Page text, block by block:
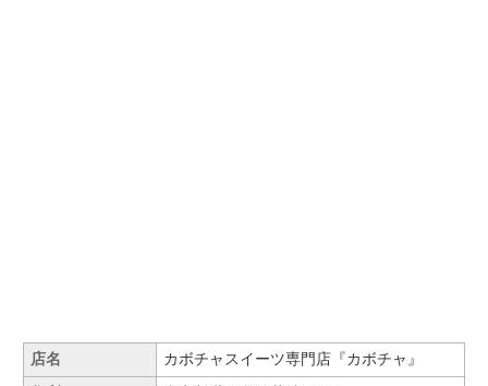
店名 カボチャスイーツ専門店『カボチャ』